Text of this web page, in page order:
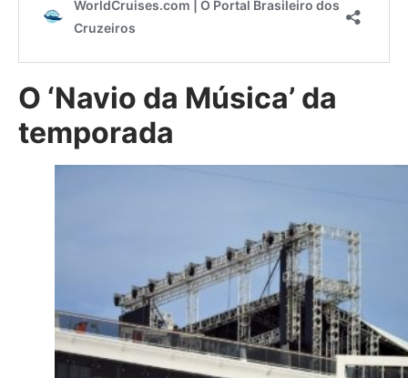
O ‘Navio da Música’ da
temporada